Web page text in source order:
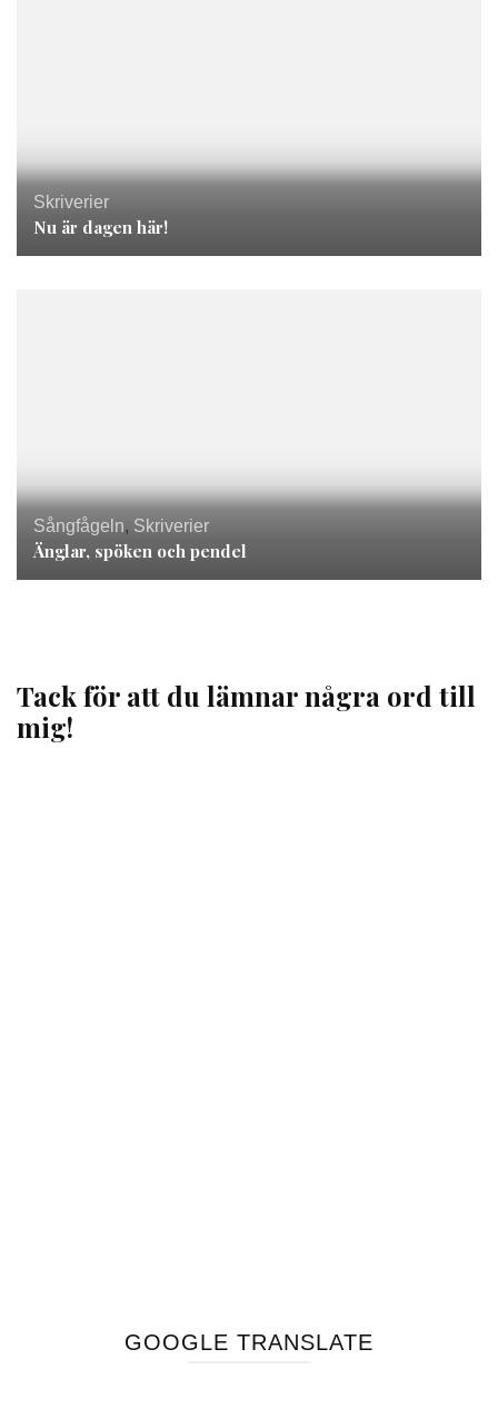
Skriverier
Nu är dagen här!
Sångfågeln, Skriverier
Änglar, spöken och pendel
Tack för att du lämnar några ord till
mig!
GOOGLE TRANSLATE